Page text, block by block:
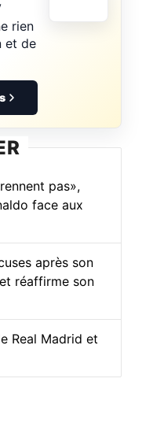
rien
et de
pas»,
face aux
après son
réaffirme son
Real Madrid et